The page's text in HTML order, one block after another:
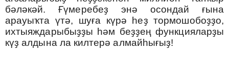
бәләкәй.Ғүмеребеҙ энә осондай ғына
арауыҡта үтә, шуға күрә һеҙ тормошобоҙҙо,
ихтыяждарыбыҙҙы һәм беҙҙең функцияларҙы
күҙ алдына ла килтерә алмайһығыҙ!